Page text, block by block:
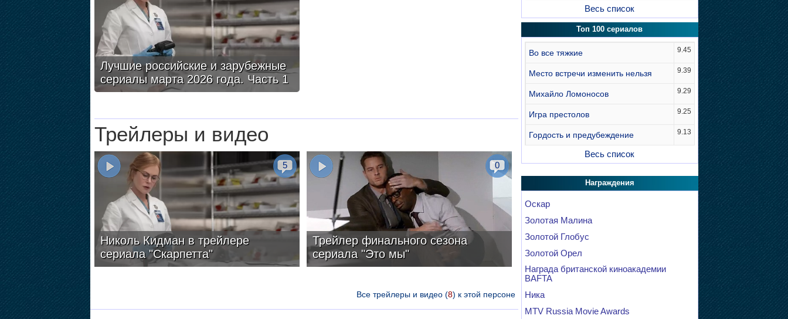
Лучшие российские и зарубежные
сериалы марта 2026 года. Часть 1
Трейлеры и видео
Николь Кидман в трейлере
сериала "Скарпетта"
5
Трейлер финального сезона
сериала "Это мы"
0
Все трейлеры и видео (8) к этой персоне
Весь список
Топ 100 сериалов
Во все тяжкие 9.45
Место встречи изменить нельзя 9.39
Михайло Ломоносов 9.29
Игра престолов 9.25
Гордость и предубеждение 9.13
Весь список
Награждения
Оскар
Золотая Малина
Золотой Глобус
Золотой Орел
Награда британской киноакадемии
BAFTA
Ника
MTV Russia Movie Awards